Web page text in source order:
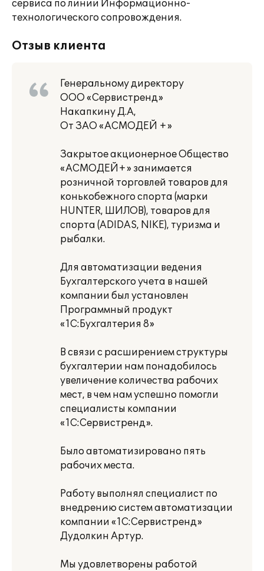
сервиса по линии Информационно-
технологического сопровождения.
Отзыв клиента
Генеральному директору
ООО «Сервистренд»
Накапкину Д.А,
От ЗАО «АСМОДЕЙ +»
Закрытое акционерное Общество
«АСМОДЕЙ+» занимается
розничной торговлей товаров для
конькобежного спорта (марки
HUNTER, ШИЛОВ), товаров для
спорта (ADIDAS, NIKE), туризма и
рыбалки.
Для автоматизации ведения
Бухгалтерского учета в нашей
компании был установлен
Программный продукт
«1С:Бухгалтерия 8»
В связи с расширением структуры
бухгалтерии нам понадобилось
увеличение количества рабочих
мест, в чем нам успешно помогли
специалисты компании
«1С:Сервистренд».
Было автоматизировано пять
рабочих места.
Работу выполнял специалист по
внедрению систем автоматизации
компании «1С:Сервистренд»
Дудолкин Артур.
Мы удовлетворены работой